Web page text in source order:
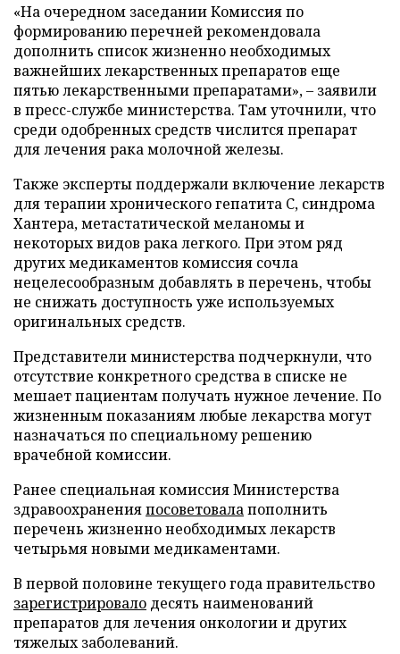
«На очередном заседании Комиссия по
формированию перечней рекомендовала
дополнить список жизненно необходимых
важнейших лекарственных препаратов еще
пятью лекарственными препаратами», – заявили
в пресс-службе министерства. Там уточнили, что
среди одобренных средств числится препарат
для лечения рака молочной железы.
Также эксперты поддержали включение лекарств
для терапии хронического гепатита C, синдрома
Хантера, метастатической меланомы и
некоторых видов рака легкого. При этом ряд
других медикаментов комиссия сочла
нецелесообразным добавлять в перечень, чтобы
не снижать доступность уже используемых
оригинальных средств.
Представители министерства подчеркнули, что
отсутствие конкретного средства в списке не
мешает пациентам получать нужное лечение. По
жизненным показаниям любые лекарства могут
назначаться по специальному решению
врачебной комиссии.
Ранее специальная комиссия Министерства
здравоохраненияпосоветовалапополнить
перечень жизненно необходимых лекарств
четырьмя новыми медикаментами.
В первой половине текущего года правительство
зарегистрировало десять наименований
препаратов для лечения онкологии и других
тяжелых заболеваний.